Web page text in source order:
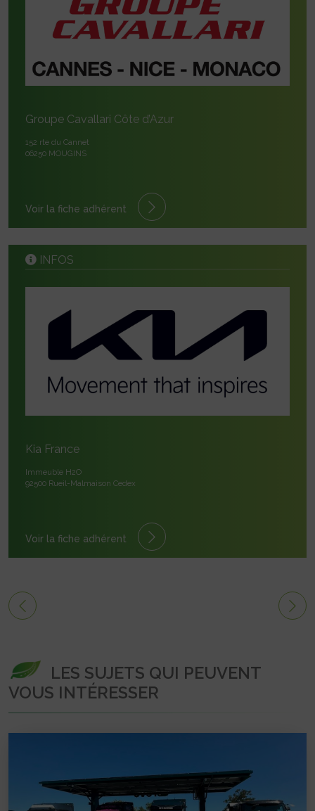
Groupe Cavallari Côte d’Azur
152 rte du Cannet
06250 MOUGINS
Voir la fiche adhérent
INFOS
Kia France
Immeuble H2O
92500 Rueil-Malmaison Cedex
Voir la fiche adhérent
LES SUJETS QUI PEUVENT
VOUS INTÉRESSER